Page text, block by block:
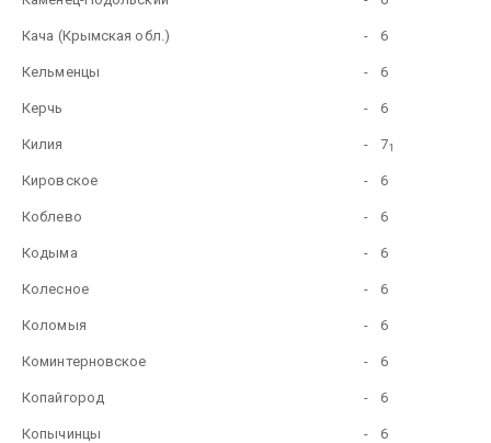
Кача (Крымская обл.) - 6
Кельменцы - 6
Керчь - 6
Килия - 71
Кировское - 6
Коблево - 6
Кодыма - 6
Колесное - 6
Коломыя - 6
Коминтерновское - 6
Копайгород - 6
Копычинцы - 6